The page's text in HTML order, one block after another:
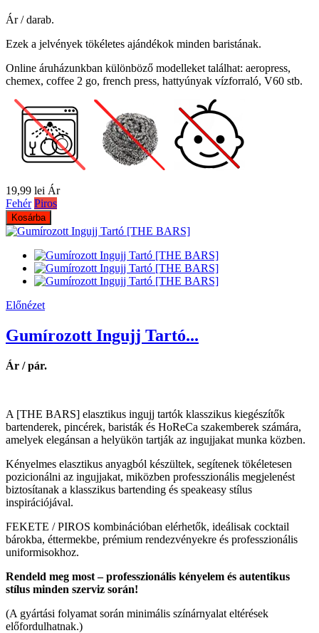
Ár / darab.
Ezek a jelvények tökéletes ajándékok minden baristának.
Online áruházunkban különböző modelleket találhat: aeropress,
chemex, coffee 2 go, french press, hattyúnyak vízforraló, V60 stb.
19,99 lei Ár
Fehér Piros
Kosárba
Előnézet
Gumírozott Ingujj Tartó...
Ár / pár.
A [THE BARS] elasztikus ingujj tartók klasszikus kiegészítők
bartenderek, pincérek, baristák és HoReCa szakemberek számára,
amelyek elegánsan a helyükön tartják az ingujjakat munka közben.
Kényelmes elasztikus anyagból készültek, segítenek tökéletesen
pozicionálni az ingujjakat, miközben professzionális megjelenést
biztosítanak a klasszikus bartending és speakeasy stílus
inspirációjával.
FEKETE / PIROS kombinációban elérhetők, ideálisak cocktail
bárokba, éttermekbe, prémium rendezvényekre és professzionális
uniformisokhoz.
Rendeld meg most – professzionális kényelem és autentikus
stílus minden szerviz során!
(A gyártási folyamat során minimális színárnyalat eltérések
előfordulhatnak.)